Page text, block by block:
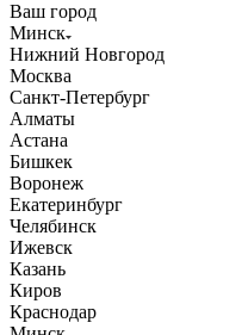
Ваш город
Минск
Нижний Новгород
Москва
Санкт-Петербург
Алматы
Астана
Бишкек
Воронеж
Екатеринбург
Челябинск
Ижевск
Казань
Киров
Краснодар